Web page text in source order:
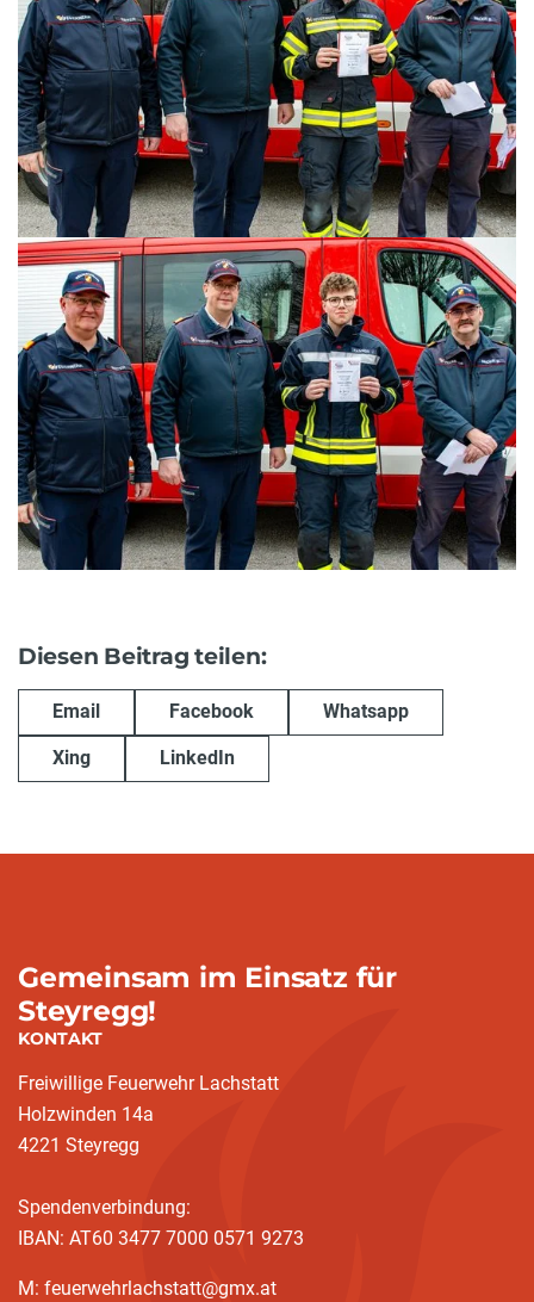
Diesen Beitrag teilen:
Email Facebook Whatsapp
Xing LinkedIn
Gemeinsam im Einsatz für
Steyregg!
KONTAKT
Freiwillige Feuerwehr Lachstatt
Holzwinden 14a
4221 Steyregg
Spendenverbindung:
IBAN: AT60 3477 7000 0571 9273
M: feuerwehrlachstatt@gmx.at